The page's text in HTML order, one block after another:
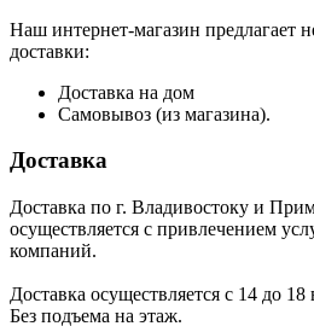
Наш интернет-магазин предлагает
доставки:
Доставка на дом
Самовывоз (из магазина).
Доставка
Доставка по г. Владивостоку и
осуществляется с привлечением
компаний.
Доставка осуществляется с 14 до
Без подъема на этаж.